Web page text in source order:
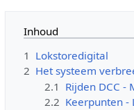
Inhoud
1 Lokstoredigital
2 Het systeem
2.1 Rijden DCC -
2.2 Keerpunten -